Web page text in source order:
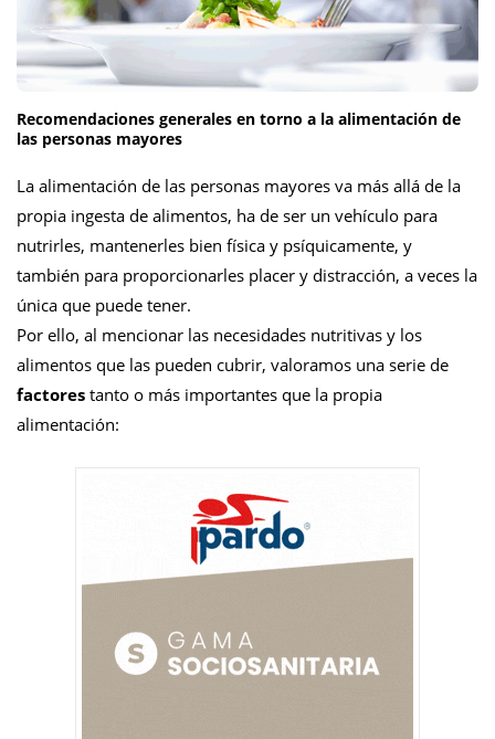
Recomendaciones generales en torno a la alimentación de
las personas mayores
La alimentación de las personas mayores va más allá de la
propia ingesta de alimentos, ha de ser un vehículo para
nutrirles, mantenerles bien física y psíquicamente, y
también para proporcionarles placer y distracción, a veces la
única que puede tener.
Por ello, al mencionar las necesidades nutritivas y los
alimentos que las pueden cubrir, valoramos una serie de
factores tanto o más importantes que la propia
alimentación: